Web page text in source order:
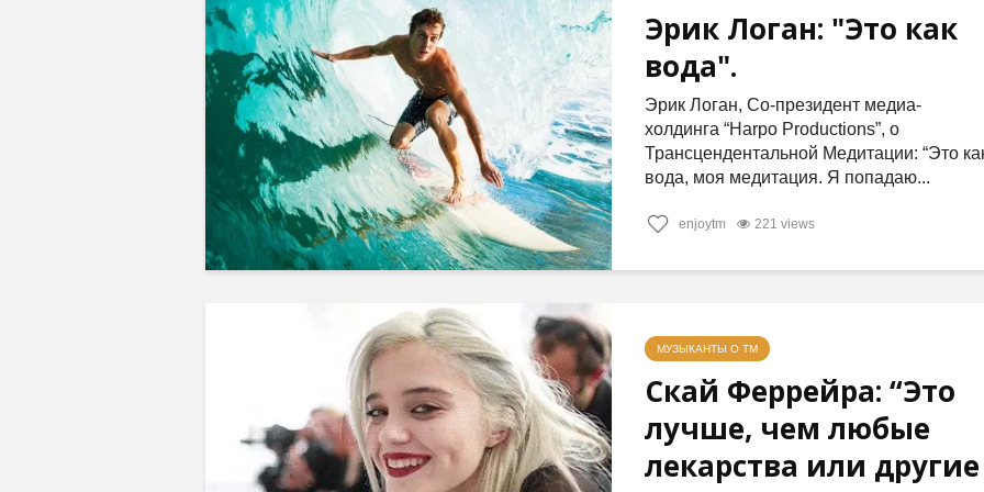
Эрик Логан: "Это как
вода".
Эрик Логан, Со-президент медиа-
холдинга “Harpo Productions”, о
Трансцендентальной Медитации: “Это
вода, моя медитация. Я попадаю...
enjoytm 221 views
МУЗЫКАНТЫ О ТМ
Скай Феррейра: “Это
лучше, чем любые
лекарства или другие